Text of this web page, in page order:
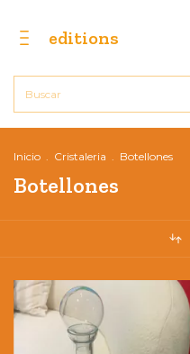
editions
Inicio . Cristaleria . Botellones
Botellones